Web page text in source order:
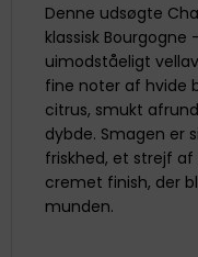
Denne udsøgte
klassisk
uimodståeligt
fine noter af hvide
citrus, smukt
dybde. Smagen er
friskhed, et strejf
cremet finish, der
munden.